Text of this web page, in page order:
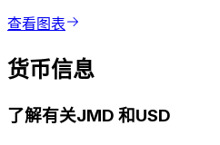
查看图表
货币信息
了解有关JMD 和USD